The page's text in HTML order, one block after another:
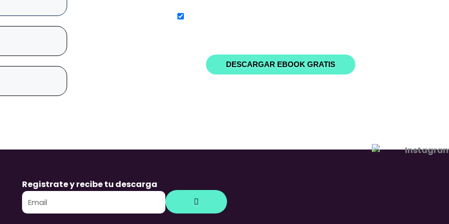
DESCARGAR EBOOK GRATIS
Registrate y recibe tu descarga